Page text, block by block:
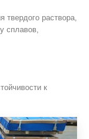
твердого раствора,
сплавов,
к